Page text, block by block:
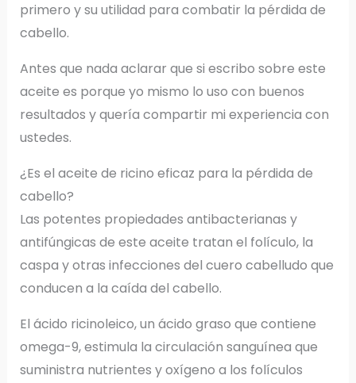
primero y su utilidad para combatir la pérdida de
cabello.
Antes que nada aclarar que si escribo sobre este
aceite es porque yo mismo lo uso con buenos
resultados y quería compartir mi experiencia con
ustedes.
¿Es el aceite de ricino eficaz para la pérdida de
cabello?
Las potentes propiedades antibacterianas y
antifúngicas de este aceite tratan el folículo, la
caspa y otras infecciones del cuero cabelludo que
conducen a la caída del cabello.
El ácido ricinoleico, un ácido graso que contiene
omega-9, estimula la circulación sanguínea que
suministra nutrientes y oxígeno a los folículos